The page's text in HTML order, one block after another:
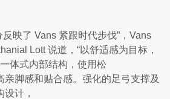
映了 Vans 紧跟时代步伐”，Vans
Lott 说道，“以舒适感为目标，
体式内部结构，使用松
亲脚感和贴合感。强化的足弓支撑及
计，